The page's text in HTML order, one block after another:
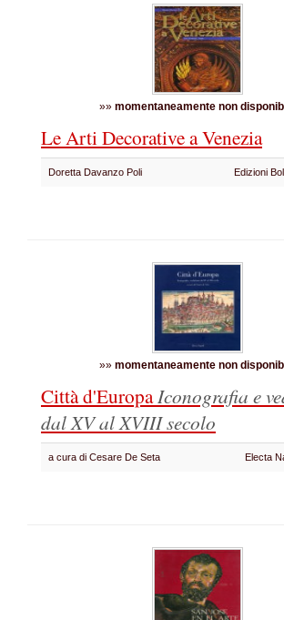
»» momentaneamente non
Le Arti Decorative a Venezia
Doretta Davanzo Poli Edizioni
»» momentaneamente non
Città d'EuropaIconografia e
dal XV al XVIII secolo
a cura di Cesare De Seta Electa